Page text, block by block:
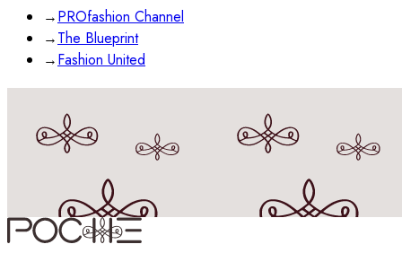
→PROfashion Channel
→The Blueprint
→Fashion United
Принимаюполитикуобработки данных